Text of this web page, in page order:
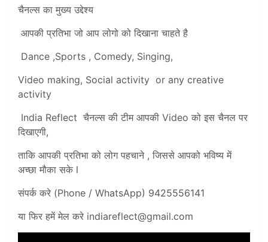
चैनल्स का मुख्य उद्देश्य
आपकी प्रतिभा जो आप लोगो को दिखाना चाहते है
Dance ,Sports , Comedy, Singing,
Video making, Social activity or any creative
activity
India Reflect चैनल्स की टीम आपकी Video को इस चैनल पर
दिखाएगी,
ताकि आपकी प्रतिभा को लोग पहचाने , जिससे आपको भविष्य में
अच्छा मौका सके l
संपर्क करे (Phone / WhatsApp) 9425556141
या फिर हमें मेल करे indiareflect@gmail.com